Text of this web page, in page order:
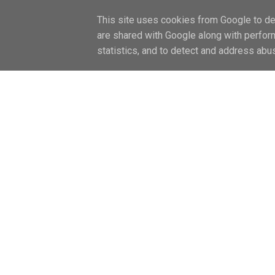
FŐOLDAL / HOME LIFESTYLE
This site uses cookies from Google to
are shared with Google along with
statistics, and to detect and address